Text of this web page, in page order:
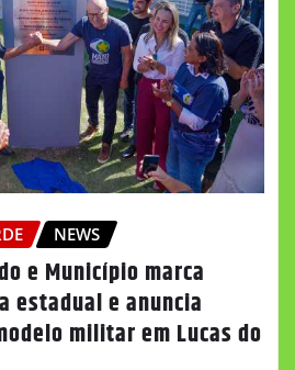
NEWS
e Município marca
estadual e anuncia
militar em Lucas do